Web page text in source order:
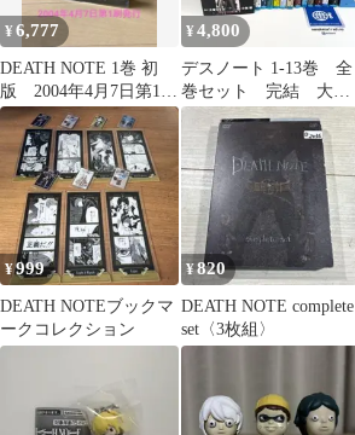
¥6,777
DEATH NOTE 1巻 初
版 2004年4月7日第1刷
発行
¥4,800
デスノート 1-13巻 全
巻セット 完結 大場
つぐみ 小畑健 タロ
ット付き
¥999
DEATH NOTEブックマ
ークコレクション
¥820
DEATH NOTE complete
set〈3枚組〉